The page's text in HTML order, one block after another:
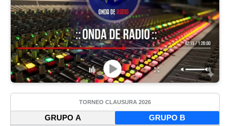
TORNEO CLAUSURA 2026
GRUPO A GRUPO B